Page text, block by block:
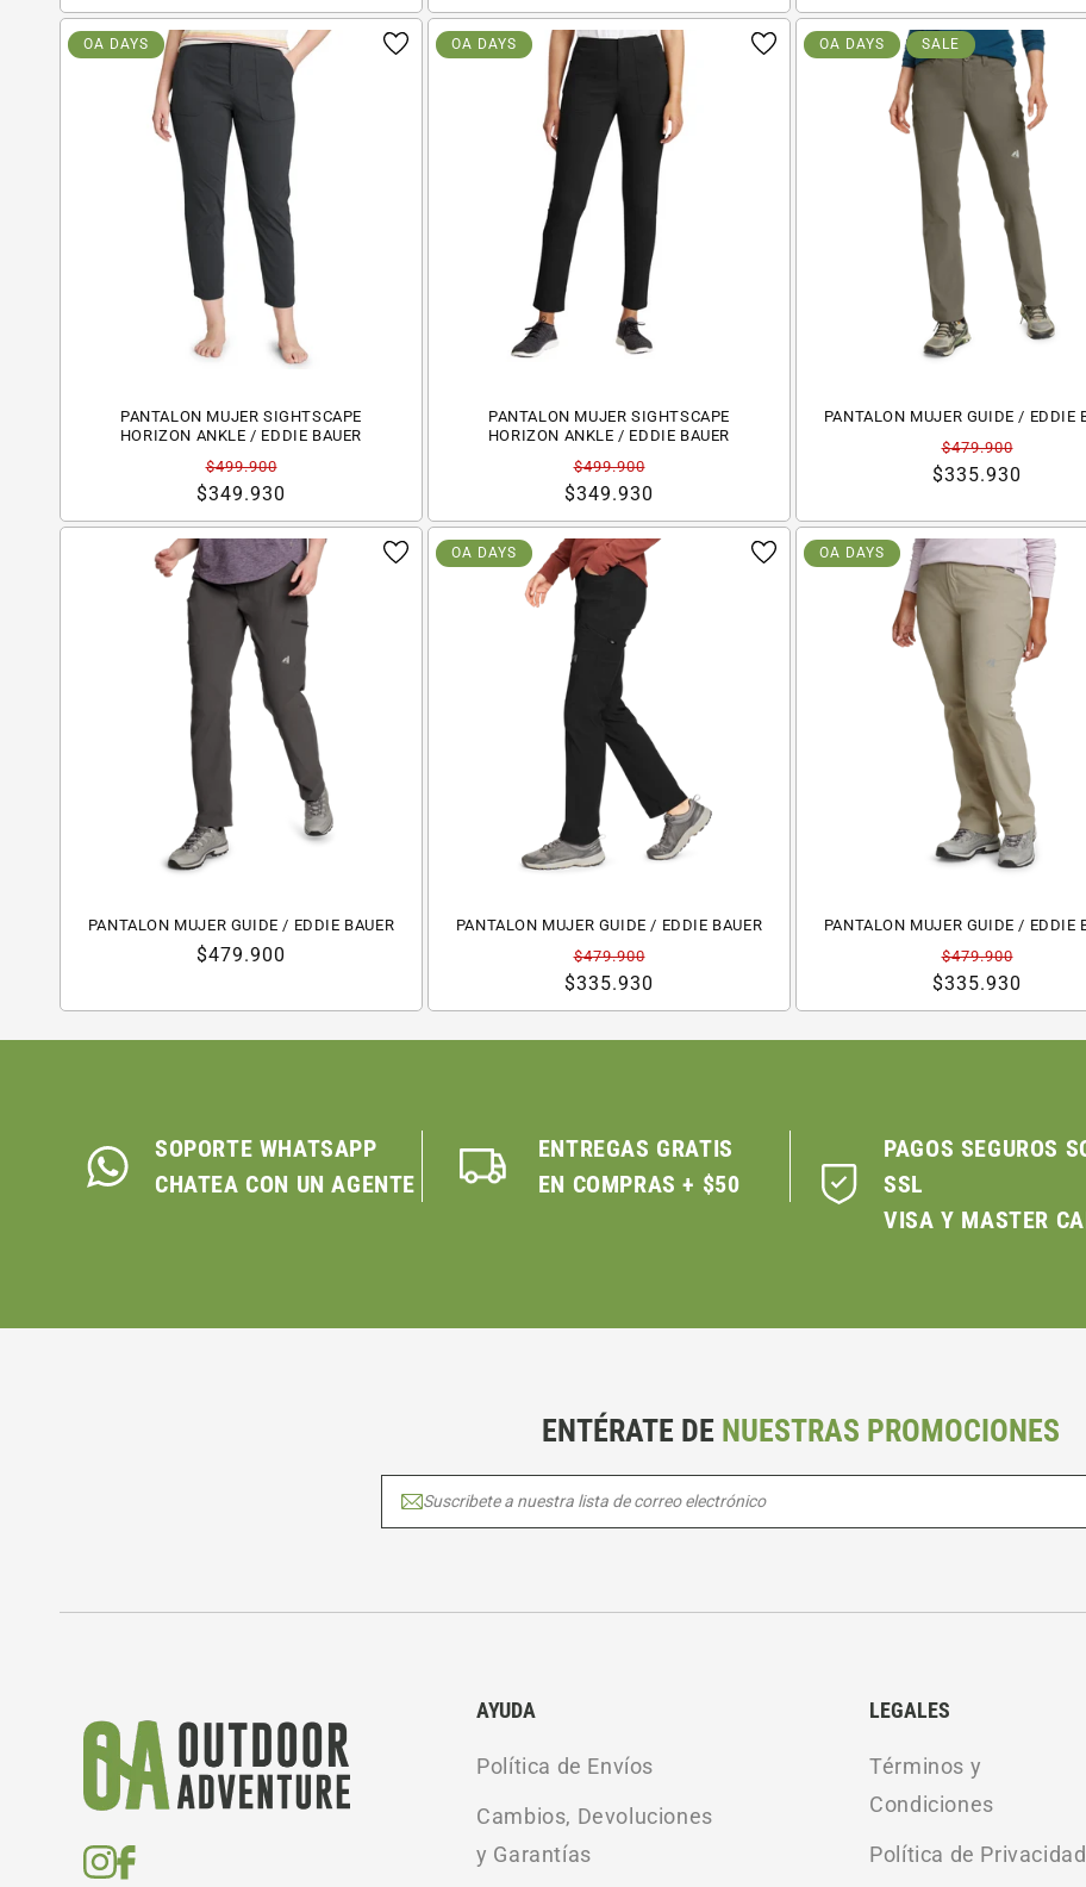
oferta
oferta
OA DAYS
PANTALON MUJER SIGHTSCAPE
HORIZON ANKLE / EDDIE BAUER
Precio
habitual
$499.900
Precio
de
oferta
$349.930
OA DAYS
PANTALON MUJER SIGHTSCAPE
HORIZON ANKLE / EDDIE BAUER
Precio
habitual
$499.900
Precio
de
oferta
$349.930
OA DAYS SALE
PANTALON MUJER GUIDE / EDDIE
Precio
habitual
$479.900
Precio
de
$335.930
PANTALON MUJER GUIDE / EDDIE BAUER
Precio
$479.900
OA DAYS
PANTALON MUJER GUIDE / EDDIE BAUER
Precio
habitual
$479.900
Precio
de
oferta
$335.930
OA DAYS
PANTALON MUJER GUIDE / EDDIE
Precio
habitual
$479.900
Precio
de
oferta
$335.930
SOPORTE WHATSAPP
CHATEA CON UN AGENTE
ENTREGAS GRATIS
EN COMPRAS + $50
PAGOS SEGUROS
SSL
VISA Y MASTER
ENTÉRATE DE NUESTRAS PROMOCIONES
Suscribete a nuestra lista de correo electrónico
AYUDA
Política de Envíos
Cambios, Devoluciones
y Garantías
LEGALES
Términos y
Condiciones
Política de Privacidad